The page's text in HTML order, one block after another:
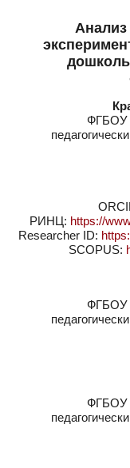
ФГБОУ
РИНЦ: https://
Researcher ID:
SCOPUS:
ФГБОУ
ФГБОУ